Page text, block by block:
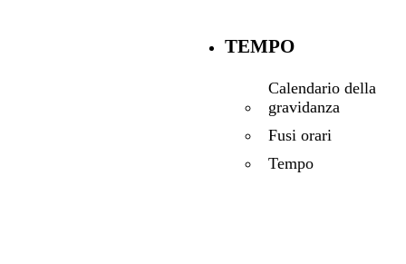
TEMPO
Calendario della
gravidanza
Fusi orari
Tempo